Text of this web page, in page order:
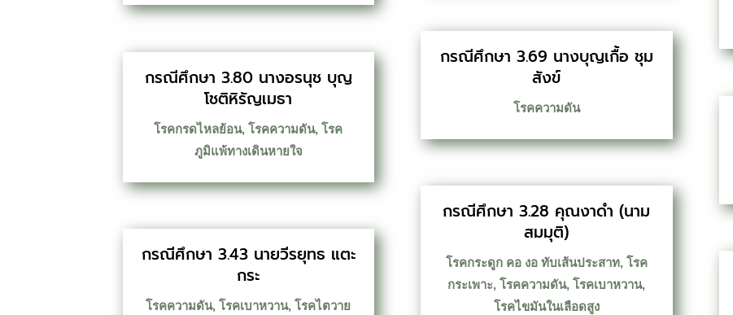
กรณีศึกษา 3.80 นางอรนุช บุญ
โชติหิรัญเมธา
โรคกรดไหลย้อน,โรคความดัน,โรค
ภูมิแพ้ทางเดินหายใจ
กรณีศึกษา 3.43 นายวีรยุทธ แตะ
กระ
โรคความดัน,โรคเบาหวาน,โรคไตวาย
กรณีศึกษา 3.69 นางบุญเกื้อ ชุม
สังข์
โรคความดัน
กรณีศึกษา 3.28 คุณงาดำ (นาม
สมมุติ)
โรคกระดูก คอ งอ ทับเส้นประสาท, โรค
กระเพาะ,โรคความดัน,โรคเบาหวาน,
โรคไขมันในเลือดสูง